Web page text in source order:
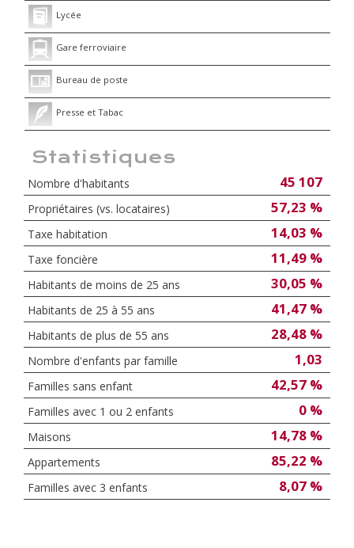
Lycée
Gare ferroviaire
Bureau de poste
Presse et Tabac
Statistiques
Nombre d'habitants 45 107
Propriétaires (vs. locataires) 57,23 %
Taxe habitation 14,03 %
Taxe foncière 11,49 %
Habitants de moins de 25 ans 30,05 %
Habitants de 25 à 55 ans 41,47 %
Habitants de plus de 55 ans 28,48 %
Nombre d'enfants par famille 1,03
Familles sans enfant 42,57 %
Familles avec 1 ou 2 enfants 0 %
Maisons 14,78 %
Appartements 85,22 %
Familles avec 3 enfants 8,07 %